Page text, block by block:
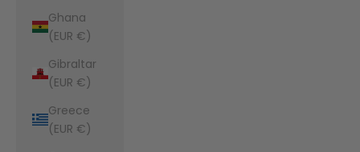
Ghana
(EUR €)
Gibraltar
(EUR €)
Greece
(EUR €)